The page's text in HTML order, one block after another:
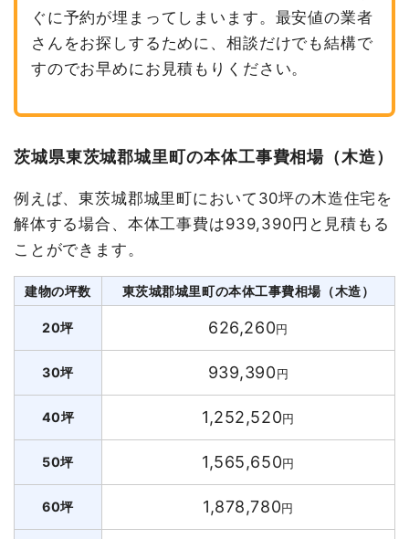
ぐに予約が埋まってしまいます。最安値の業者
さんをお探しするために、相談だけでも結構で
すのでお早めにお見積もりください。
茨城県東茨城郡城里町の本体工事費相場（木造）
例えば、東茨城郡城里町において30坪の木造住宅を
解体する場合、本体工事費は939,390円と見積もる
ことができます。
建物の坪数 東茨城郡城里町の本体工事費相場（木造）
20坪 626,260円
30坪 939,390円
40坪 1,252,520円
50坪 1,565,650円
60坪 1,878,780円